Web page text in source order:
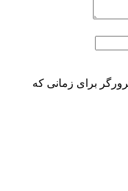
برای زمانی که